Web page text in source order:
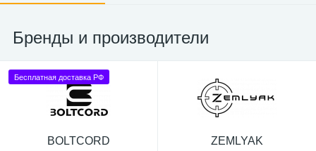
Бренды и производители
Бесплатная доставка РФ
BOLTCORD ZEMLYAK